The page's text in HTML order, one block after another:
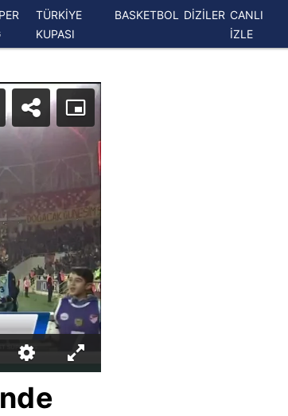
TÜRKİYE
KUPASI
BASKETBOL DİZİLER CANLI
İZLE